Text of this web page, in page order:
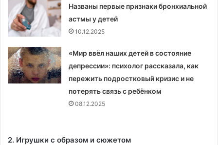
Названы первые признаки бронхиальной
астмы у детей
10.12.2025
«Мир ввёл наших детей в состояние
депрессии»: психолог рассказала, как
пережить подростковый кризис и не
потерять связь с ребёнком
08.12.2025
2. Игрушки с образом и сюжетом